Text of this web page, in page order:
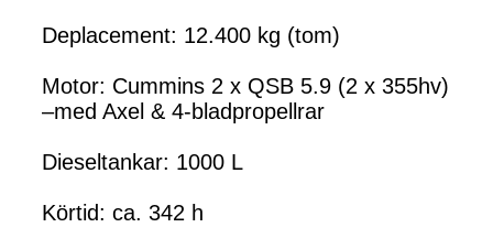
Deplacement: 12.400 kg (tom)
Motor: Cummins 2 x QSB 5.9 (2 x 355hv)
–med Axel & 4-bladpropellrar
Dieseltankar: 1000 L
Körtid: ca. 342 h